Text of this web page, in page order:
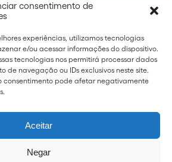
consentimento de
experiências, utilizamos tecnologias
e/ou acessar informações do dispositivo.
tecnologias nos permitirá processar dados
de navegação ou IDs exclusivos neste site.
consentimento pode afetar negativamente
Aceitar
Negar